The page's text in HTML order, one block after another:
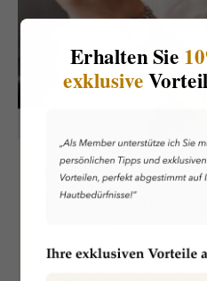
ÜBER UNS
Persönliche Beratung
Wir bieten unseren Kunden
Erhalten Sie
exklusive